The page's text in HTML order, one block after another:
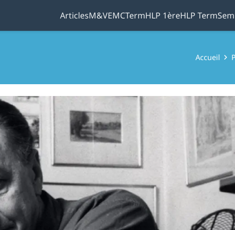
ArticlesM&VEMCTermHLP 1èreHLP TermSem
Accueil